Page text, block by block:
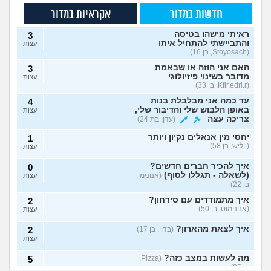
חדשות במדור אקראיות במדור
ראיתי מישהו בטיסה
והתביישתי להתחיל איתו
(Stoyosach, בן 16)
3
עצות
האם אני הוזה או שבאמת
מדובר בשינוי פיזיולוגי
(Kfir.edri.r, בן 33)
3
עצות
עד כמה אני מבלבלת בנות
באופן הלבוש שלי והדיבור שלי,
צריכה עצה
(עדן, בת 24)
4
עצות
יחסי מין אנאלים נקיון ויותר
(יוליש, בן 58)
1
עצות
איך להכיר חברים חדשים?
(לשאלה - תגללו לסוף) (אנונימי,
בן 22)
0
עצות
איך מתמודדים עם סירחון?
(אנונימוס, בן 50)
2
עצות
איך לצאת מהארון? (בדוי, בן 17) 2
עצות
מה לעשות במצב כזה?
(Pizza,
בן 25)
5
עצות